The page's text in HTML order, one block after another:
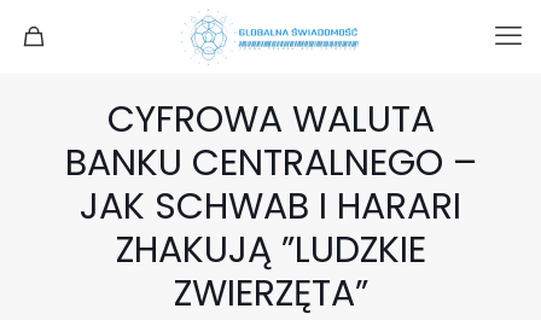
CYFROWA WALUTA
BANKU CENTRALNEGO –
JAK SCHWAB I HARARI
ZHAKUJĄ ”LUDZKIE
ZWIERZĘTA”